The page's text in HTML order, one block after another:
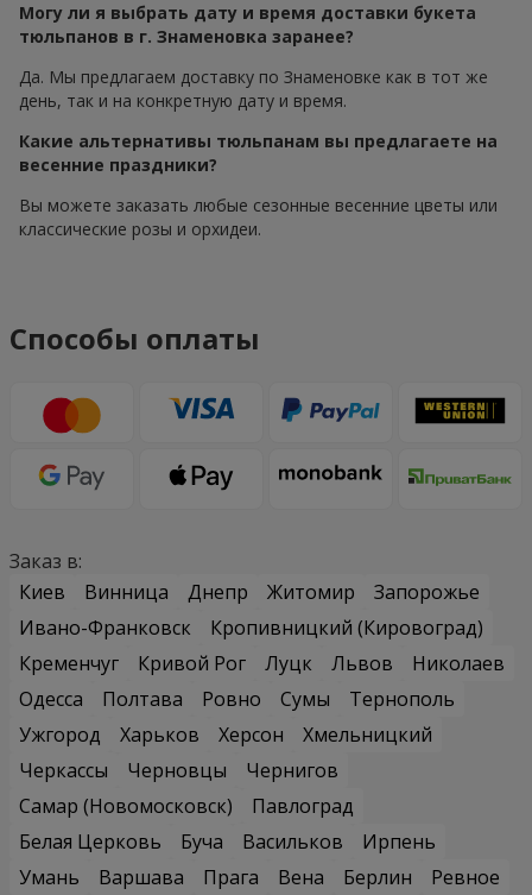
Могу ли я выбрать дату и время доставки букета
тюльпанов в г. Знаменовка заранее?
Да. Мы предлагаем доставку по Знаменовке как в тот же
день, так и на конкретную дату и время.
Какие альтернативы тюльпанам вы предлагаете на
весенние праздники?
Вы можете заказать любые сезонные весенние цветы или
классические розы и орхидеи.
Способы оплаты
Заказ в:
Киев
Винница Днепр Житомир
Запорожье
Ивано-Франковск
Кропивницкий (Кировоград)
Кременчуг
Кривой Рог Луцк Львов
Николаев
Одесса
Полтава Ровно Сумы
Тернополь
Ужгород
Харьков Херсон
Хмельницкий
Черкассы
Черновцы
Чернигов
Самар (Новомосковск)
Павлоград
Белая Церковь
Буча Васильков
Ирпень
Умань
Варшава Прага Вена Берлин
Ревное